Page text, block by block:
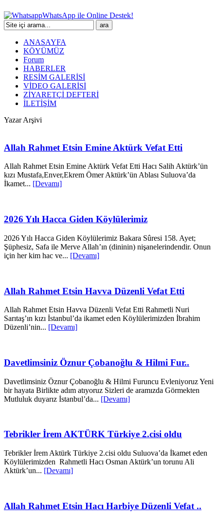
WhatsApp ile Online Destek!
ANASAYFA
KÖYÜMÜZ
Forum
HABERLER
RESİM GALERİSİ
VİDEO GALERİSİ
ZİYARETÇİ DEFTERİ
İLETİŞİM
Yazar Arşivi
Allah Rahmet Etsin Emine Aktürk Vefat Etti
Allah Rahmet Etsin Emine Aktürk Vefat Etti Hacı Salih Aktürk’ün
kızı Mustafa,Enver,Ekrem Ömer Aktürk’ün Ablası Suluova’da
İkamet... [Devamı]
2026 Yılı Hacca Giden Köylülerimiz
2026 Yılı Hacca Giden Köylülerimiz Bakara Sûresi 158. Ayet;
Şüphesiz, Safa ile Merve Allah’ın (dininin) nişanelerindendir. Onun
için her kim hac ve... [Devamı]
Allah Rahmet Etsin Havva Düzenli Vefat Etti
Allah Rahmet Etsin Havva Düzenli Vefat Etti Rahmetli Nuri
Sarıtaş’ın kızı İstanbul’da ikamet eden Köylülerimizden İbrahim
Düzenli’nin... [Devamı]
Davetlimsiniz Öznur Çobanoğlu & Hilmi Fur..
Davetlimsiniz Öznur Çobanoğlu & Hilmi Furuncu Evleniyoruz Yeni
bir hayata Birlikte adım atıyoruz Sizleri de aramızda Görmekten
Mutluluk duyarız İstanbul’da... [Devamı]
Tebrikler İrem AKTÜRK Türkiye 2.cisi oldu
Tebrikler İrem Aktürk Türkiye 2.cisi oldu Suluova’da İkamet eden
Köylülerimizden Rahmetli Hacı Osman Aktürk’un torunu Ali
Aktürk’un... [Devamı]
Allah Rahmet Etsin Hacı Harbiye Düzenli Vefat ..